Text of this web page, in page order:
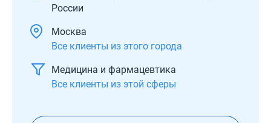
России
Москва
Все клиенты из этого города
Медицина и фармацевтика
Все клиенты из этой сферы